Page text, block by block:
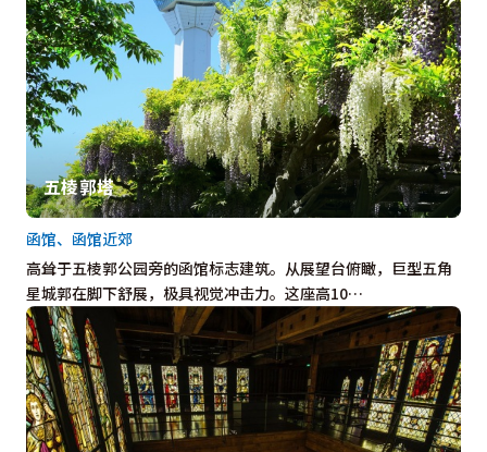
五棱郭塔
高耸于五棱郭公园旁的函馆标志建筑。从展望台俯瞰，巨型五角
星城郭在脚下舒展，极具视觉冲击力。这座高10…
函馆、函馆近郊